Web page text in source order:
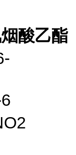
酸乙酯